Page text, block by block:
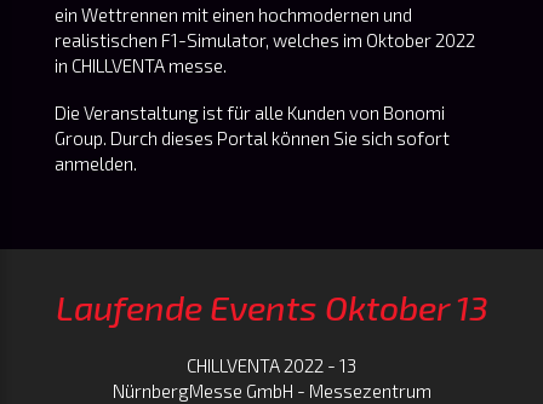
ein Wettrennen mit einen hochmodernen und
realistischen F1-Simulator, welches im Oktober 2022
in CHILLVENTA messe.
Die Veranstaltung ist für alle Kunden von Bonomi
Group. Durch dieses Portal können Sie sich sofort
anmelden.
Laufende Events Oktober 13
CHILLVENTA 2022 - 13
NürnbergMesse GmbH - Messezentrum